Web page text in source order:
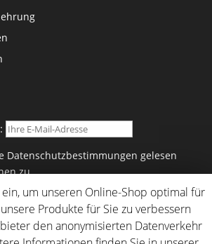
Datenschutzbestimmungen gelesen
zu.
um unseren Online-Shop optimal für
Produkte für Sie zu verbessern
den anonymisierten Datenverkehr